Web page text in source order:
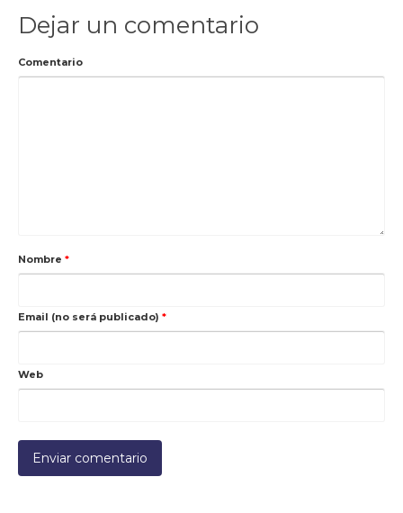
Dejar un comentario
Comentario
Nombre *
Email (no será publicado) *
Web